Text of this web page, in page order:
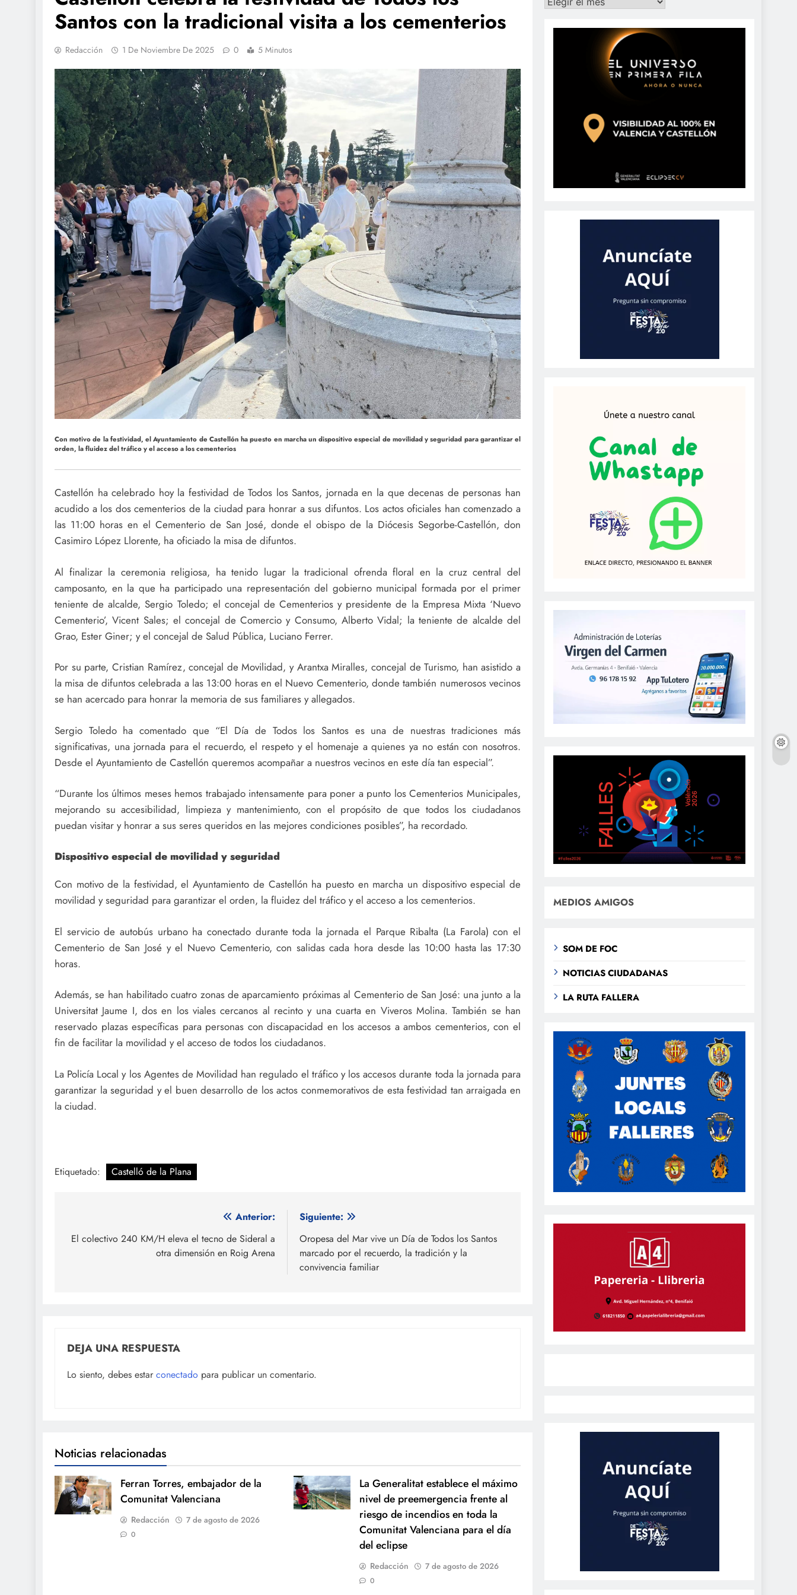
Santos con la tradicional visita a los cementerios
Redacción 1 De Noviembre De 2025 0 5 Minutos
Con motivo de la festividad, el Ayuntamiento de Castellón ha puesto en marcha un dispositivo especial de movilidad y seguridad para garantizar el
orden, la fluidez del tráfico y el acceso a los cementerios
Castellón ha celebrado hoy la festividad de Todos los Santos, jornada en la que decenas de personas han
acudido a los dos cementerios de la ciudad para honrar a sus difuntos. Los actos oficiales han comenzado a
las 11:00 horas en el Cementerio de San José, donde el obispo de la Diócesis Segorbe-Castellón, don
Casimiro López Llorente, ha oficiado la misa de difuntos.
Al finalizar la ceremonia religiosa, ha tenido lugar la tradicional ofrenda floral en la cruz central del
camposanto, en la que ha participado una representación del gobierno municipal formada por el primer
teniente de alcalde, Sergio Toledo; el concejal de Cementerios y presidente de la Empresa Mixta ‘Nuevo
Cementerio’, Vicent Sales; el concejal de Comercio y Consumo, Alberto Vidal; la teniente de alcalde del
Grao, Ester Giner; y el concejal de Salud Pública, Luciano Ferrer.
Por su parte, Cristian Ramírez, concejal de Movilidad, y Arantxa Miralles, concejal de Turismo, han asistido a
la misa de difuntos celebrada a las 13:00 horas en el Nuevo Cementerio, donde también numerosos vecinos
se han acercado para honrar la memoria de sus familiares y allegados.
Sergio Toledo ha comentado que “El Día de Todos los Santos es una de nuestras tradiciones más
significativas, una jornada para el recuerdo, el respeto y el homenaje a quienes ya no están con nosotros.
Desde el Ayuntamiento de Castellón queremos acompañar a nuestros vecinos en este día tan especial”.
“Durante los últimos meses hemos trabajado intensamente para poner a punto los Cementerios Municipales,
mejorando su accesibilidad, limpieza y mantenimiento, con el propósito de que todos los ciudadanos
puedan visitar y honrar a sus seres queridos en las mejores condiciones posibles”, ha recordado.
Dispositivo especial de movilidad y seguridad
Con motivo de la festividad, el Ayuntamiento de Castellón ha puesto en marcha un dispositivo especial de
movilidad y seguridad para garantizar el orden, la fluidez del tráfico y el acceso a los cementerios.
El servicio de autobús urbano ha conectado durante toda la jornada el Parque Ribalta (La Farola) con el
Cementerio de San José y el Nuevo Cementerio, con salidas cada hora desde las 10:00 hasta las 17:30
horas.
Además, se han habilitado cuatro zonas de aparcamiento próximas al Cementerio de San José: una junto a la
Universitat Jaume I, dos en los viales cercanos al recinto y una cuarta en Viveros Molina. También se han
reservado plazas específicas para personas con discapacidad en los accesos a ambos cementerios, con el
fin de facilitar la movilidad y el acceso de todos los ciudadanos.
La Policía Local y los Agentes de Movilidad han regulado el tráfico y los accesos durante toda la jornada para
garantizar la seguridad y el buen desarrollo de los actos conmemorativos de esta festividad tan arraigada en
la ciudad.
Etiquetado: Castelló de la Plana
de
Anterior:
El colectivo 240 KM/H eleva el tecno de Sideral a
otra dimensión en Roig Arena
Siguiente:
Oropesa del Mar vive un Día de Todos los Santos
marcado por el recuerdo, la tradición y la
convivencia familiar
DEJA UNA RESPUESTA
Lo siento, debes estar conectado para publicar un comentario.
Noticias relacionadas
Ferran Torres, embajador de la
Comunitat Valenciana
Redacción 7 de agosto de 2026
0
La Generalitat establece el máximo
nivel de preemergencia frente al
riesgo de incendios en toda la
Comunitat Valenciana para el día
del eclipse
Redacción 7 de agosto de 2026
0
MEDIOS AMIGOS
SOM DE FOC
NOTICIAS CIUDADANAS
LA RUTA FALLERA